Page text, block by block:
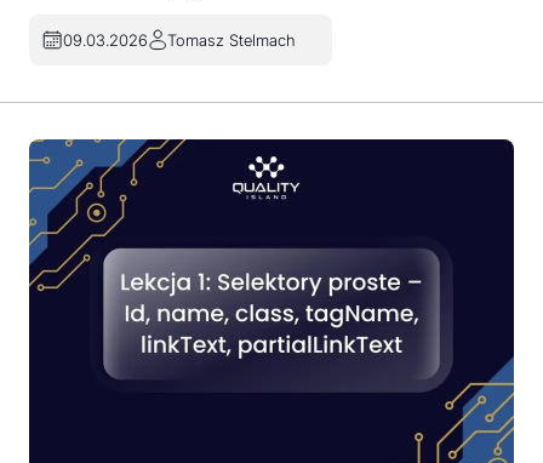
09.03.2026 Tomasz Stelmach